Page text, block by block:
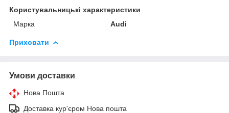
Користувальницькі характеристики
Марка
Audi
Приховати
Умови доставки
Нова Пошта
Доставка кур'єром Нова пошта